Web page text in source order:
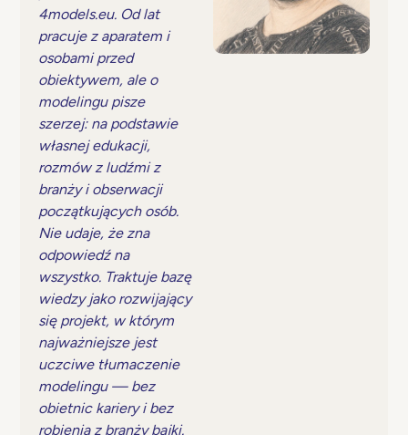
4models.eu. Od lat
pracuje z aparatem i
osobami przed
obiektywem, ale o
modelingu pisze
szerzej: na podstawie
własnej edukacji,
rozmów z ludźmi z
branży i obserwacji
początkujących osób.
Nie udaje, że zna
odpowiedź na
wszystko. Traktuje bazę
wiedzy jako rozwijający
się projekt, w którym
najważniejsze jest
uczciwe tłumaczenie
modelingu — bez
obietnic kariery i bez
robienia z branży bajki.